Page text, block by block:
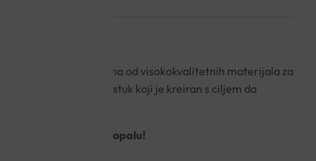
klompa izrađena od visokokvalitetnih materijala za
cm i sadrži zračni jastuk koji je kreiran s ciljem da
potporu stopalu!